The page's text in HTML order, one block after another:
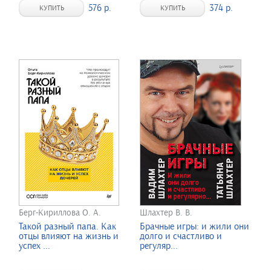
КУПИТЬ 576 р. КУПИТЬ 374 р.
Берг-Кириллова О. А.
Такой разный папа. Как
отцы влияют на жизнь и
успех ...
Шлахтер В. В.
Брачные игры: и жили они
долго и счастливо и
регуляр...